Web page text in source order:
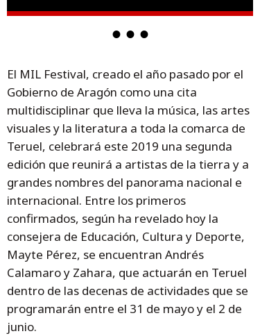
El MIL Festival, creado el año pasado por el
Gobierno de Aragón como una cita
multidisciplinar que lleva la música, las artes
visuales y la literatura a toda la comarca de
Teruel, celebrará este 2019 una segunda
edición que reunirá a artistas de la tierra y a
grandes nombres del panorama nacional e
internacional. Entre los primeros
confirmados, según ha revelado hoy la
consejera de Educación, Cultura y Deporte,
Mayte Pérez, se encuentran Andrés
Calamaro y Zahara, que actuarán en Teruel
dentro de las decenas de actividades que se
programarán entre el 31 de mayo y el 2 de
junio.